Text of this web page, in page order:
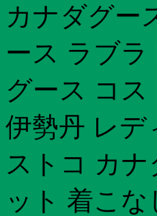
カナダグー
ース ラブ
グース コ
伊勢丹 レデ
ストコ カ
ット 着こ